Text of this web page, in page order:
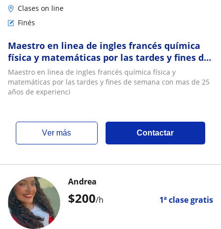
Clases on line
Finés
Maestro en linea de ingles francés química
física y matemáticas por las tardes y fines de
semana con mas de 25 años de experienci
Maestro en linea de ingles francés química física y
matemáticas por las tardes y fines de semana con mas de 25
años de experienci
ver más Contactar
$200/h 1ª clase gratis
Andrea